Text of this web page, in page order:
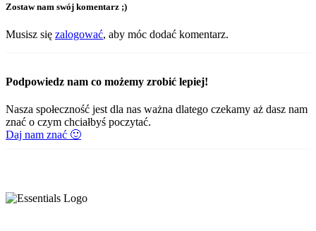
Zostaw nam swój komentarz ;)
Musisz się zalogować, aby móc dodać komentarz.
Podpowiedz nam co możemy zrobić lepiej!
Nasza społeczność jest dla nas ważna dlatego czekamy aż dasz nam
znać o czym chciałbyś poczytać.
Daj nam znać 🙂